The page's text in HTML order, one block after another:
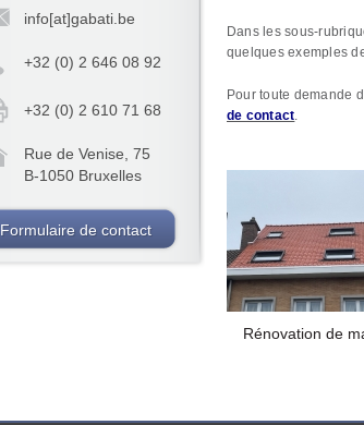
info[at]gabati.be
+32 (0) 2 646 08 92
+32 (0) 2 610 71 68
Rue de Venise, 75
B-1050 Bruxelles
Formulaire de contact
Dans les sous-
quelques exemples
Pour toute demande
de contact.
Rénovation de